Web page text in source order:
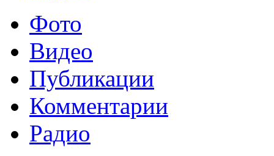
Фото
Видео
Публикации
Комментарии
Радио